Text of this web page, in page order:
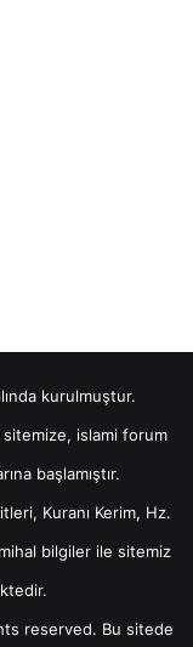
kurulmuştur.
sitemize, islami forum
başlamıştır.
Kuranı Kerim, Hz.
bilgiler ile sitemiz
reserved. Bu sitede